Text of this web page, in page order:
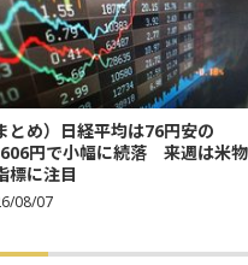
とめ）日経平均は76円安の
円で小幅に続落 来週は米物
標に注目
08/07